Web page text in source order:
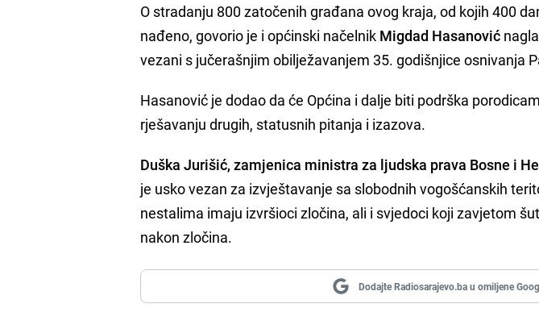
O stradanju 800 zatočenih građana ovog kraja, od kojih 400
nađeno, govorio je i općinski načelnik Migdad Hasanović
vezani s jučerašnjim obilježavanjem 35. godišnjice osnivanja
Hasanović je dodao da će Općina i dalje biti podrška
rješavanju drugih, statusnih pitanja i izazova.
Duška Jurišić, zamjenica ministra za ljudska prava Bosne i
je usko vezan za izvještavanje sa slobodnih vogošćanskih
nestalima imaju izvršioci zločina, ali i svjedoci koji zavjetom
nakon zločina.
Dodajte Radiosarajevo.ba u omiljene